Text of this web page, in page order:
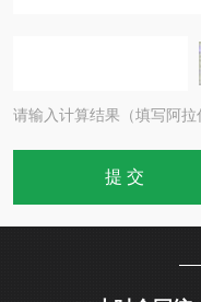
请输入计算结果（填写阿